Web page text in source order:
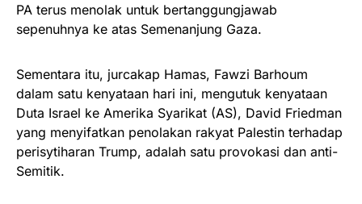
PA terus menolak untuk bertanggungjawab
sepenuhnya ke atas Semenanjung Gaza.
Sementara itu, jurcakap Hamas, Fawzi Barhoum
dalam satu kenyataan hari ini, mengutuk kenyataan
Duta Israel ke Amerika Syarikat (AS), David Friedman
yang menyifatkan penolakan rakyat Palestin terhadap
perisytiharan Trump, adalah satu provokasi dan anti-
Semitik.